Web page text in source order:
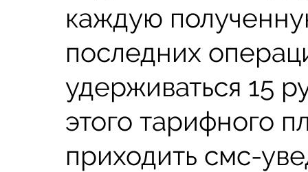
каждую
последних
удерживаться 15
этого тарифного
приходить смс-